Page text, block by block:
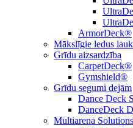
ArmorDeck®
Mākslīgie ledus
Grīdu aizsardzība
CarpetDeck®
Gymshield®
Grīdu segumi dejām
Dance Deck
DanceDeck
Multiarena Solutions